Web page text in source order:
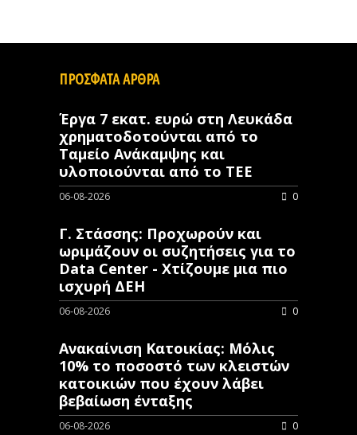
ΠΡΟΣΦΑΤΑ ΑΡΘΡΑ
Έργα 7 εκατ. ευρώ στη Λευκάδα
χρηματοδοτούνται από το
Ταμείο Ανάκαμψης και
υλοποιούνται από το ΤΕΕ
06-08-2026 0
Γ. Στάσσης: Προχωρούν και
ωριμάζουν οι συζητήσεις για το
Data Center - Χτίζουμε μια πιο
ισχυρή ΔΕΗ
06-08-2026 0
Ανακαίνιση Κατοικίας: Μόλις
10% το ποσοστό των κλειστών
κατοικιών που έχουν λάβει
βεβαίωση ένταξης
06-08-2026 0